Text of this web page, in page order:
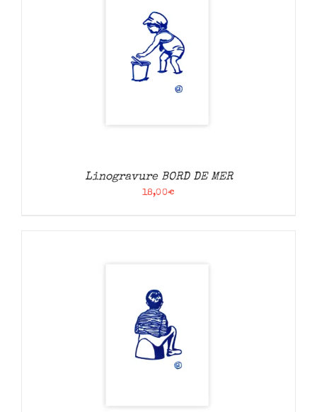
Linogravure BORD DE MER
18,00€